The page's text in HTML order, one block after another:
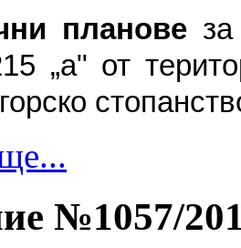
планове
„а" от
№1057/